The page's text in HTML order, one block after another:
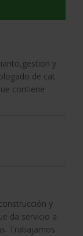
y
de cat
contiene
y
da servicio a
Trabajamos